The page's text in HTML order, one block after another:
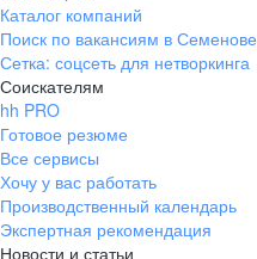
Каталог компаний
Поиск по вакансиям в Семенове
Сетка: соцсеть для нетворкинга
Соискателям
hh PRO
Готовое резюме
Все сервисы
Хочу у вас работать
Производственный календарь
Экспертная рекомендация
Новости и статьи